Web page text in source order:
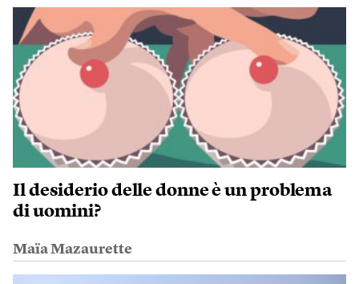
Il desiderio delle donne è un problema
di uomini?
Maïa Mazaurette